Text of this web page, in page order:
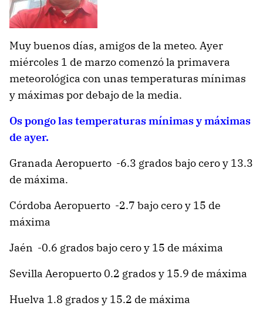
Muy buenos días, amigos de la meteo. Ayer
miércoles 1 de marzo comenzó la primavera
meteorológica con unas temperaturas mínimas
y máximas por debajo de la media.
Os pongo las temperaturas mínimas y máximas
de ayer.
Granada Aeropuerto -6.3 grados bajo cero y 13.3
de máxima.
Córdoba Aeropuerto -2.7 bajo cero y 15 de
máxima
Jaén -0.6 grados bajo cero y 15 de máxima
Sevilla Aeropuerto 0.2 grados y 15.9 de máxima
Huelva 1.8 grados y 15.2 de máxima